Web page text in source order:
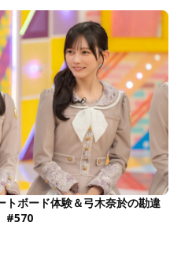
トボード体験＆弓木奈於の勘違
#570